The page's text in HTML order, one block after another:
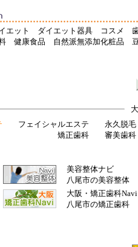
エット ダイエット器具 コスメ
健康食品 自然派無添加化粧品
フェイシャルエステ
永久脱毛
矯正歯科
審美歯科
美容整体ナビ
八尾市の美容整体
大阪・矯正歯科Navi
八尾市の矯正歯科